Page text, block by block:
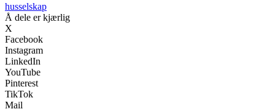
husselskap
Å dele er kjærlig
X
Facebook
Instagram
LinkedIn
YouTube
Pinterest
TikTok
Mail